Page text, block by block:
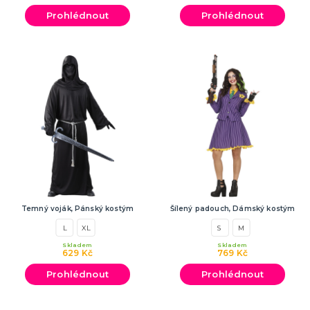
SPORTOVNÍ VYBAVENÍ PRO FANOUŠKY
Oblečení a doplňky
Prohlédnout Prohlédnout
Temný voják, Pánský kostým
L XL
629 Kč
Skladem
Prohlédnout
Šílený padouch, Dámský kostým
S M
769 Kč
Skladem
Prohlédnout